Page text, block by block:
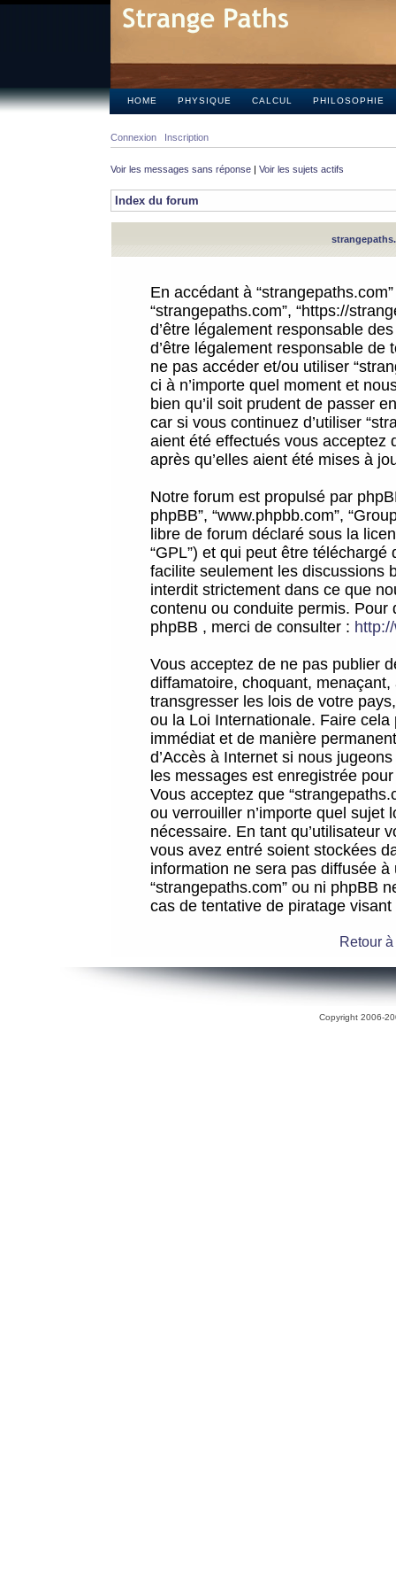
HOME PHYSIQUE CALCUL PHILOSOPHIE
Connexion Inscription
Voir les messages sans réponse | Voir les sujets actifs
Index du forum
En accédant à
“strangepaths.com”, “https://
d’être légalement responsable
d’être légalement responsable
ne pas accéder et/ou utiliser
ci à n’importe quel moment et
bien qu’il soit prudent de passer
car si vous continuez d’utiliser
aient été effectués vous acceptez
après qu’elles aient été mises à
Notre forum est propulsé par
phpBB”, “www.phpbb.com”,
libre de forum déclaré sous la
“GPL”) et qui peut être téléchargé
facilite seulement les discussions
interdit strictement dans ce que
contenu ou conduite permis.
phpBB , merci de consulter :
Vous acceptez de ne pas publier
diffamatoire, choquant,
transgresser les lois de votre
ou la Loi Internationale. Faire
immédiat et de manière
d’Accès à Internet si nous
les messages est enregistrée
Vous acceptez que
ou verrouiller n’importe quel sujet
nécessaire. En tant qu’utilisateur
vous avez entré soient stockées
information ne sera pas diffusée
“strangepaths.com” ou ni phpBB
cas de tentative de piratage
Retour
Copyright 2006-